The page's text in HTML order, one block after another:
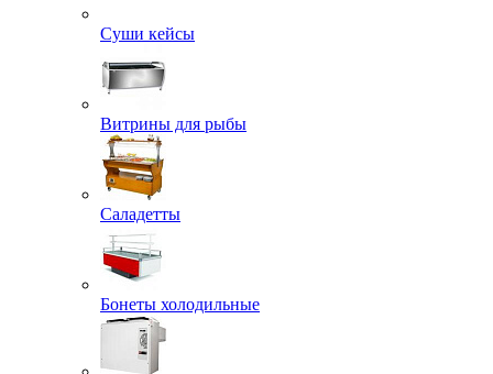
Суши кейсы
Витрины для рыбы
Саладетты
Бонеты холодильные